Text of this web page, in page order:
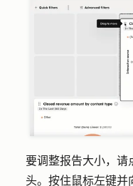
要调整报告大小，请
头。按住鼠标左键并